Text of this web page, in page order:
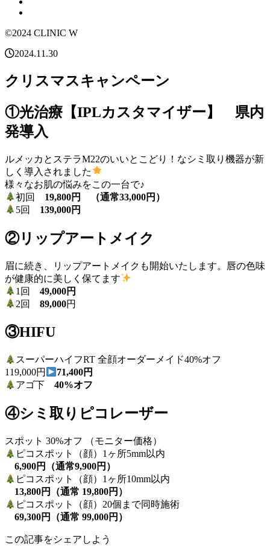
©2024 CLINIC W
2024.11.30
クリスマスキャンペーン
①光治療【IPLカスタマイザー】 県内
発導入
ルメッカとステラM22のいいとこどり！なシミ取り機器が新
しく導入されました
様々なお肌の悩みをこの一台で♪
初回 19,800円 （通常33,000円）
5回 139,000円
②リップアートメイク
眉に続き、リップアートメイクも開始いたします。唇の色味
が健康的に美しく保てます
1回49,000円
2回89,000円
③HIFU
スーパーハイフRT 全顔オーダーメイド40%オフ
119,000円
71,400円
アゴ下40%オフ
④シミ取りピコレーザー
スポット 30%オフ （モニター価格）
ピコスポット（顔）1ヶ所5mm以内
6,900円（通常9,900円）
ピコスポット（顔）1ヶ所10mm以内
13,800円（通常 19,800円）
ピコスポット（顔）20個まで同時施術
69,300円（通常 99,000円）
この記事をシェアしよう